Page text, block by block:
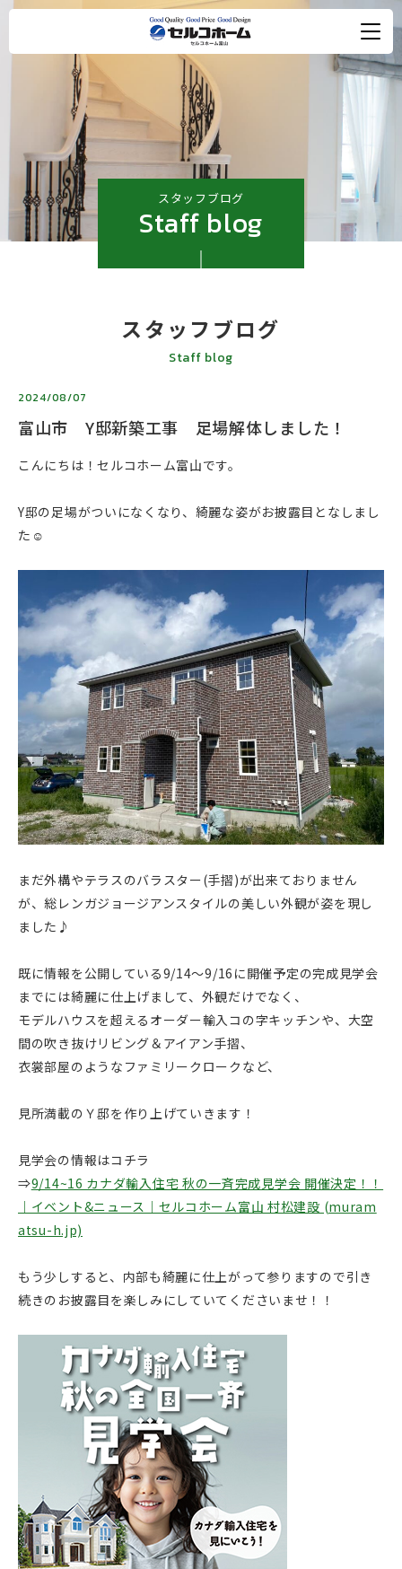
スタッフブログ
Staff blog
スタッフブログ
Staff blog
2024/08/07
富山市 Y邸新築工事 足場解体しました！
こんにちは！セルコホーム富山です。
Y邸の足場がついになくなり、綺麗な姿がお披露目となしまし
た☺
まだ外構やテラスのバラスター(手摺)が出来ておりません
が、総レンガジョージアンスタイルの美しい外観が姿を現し
ました♪
既に情報を公開している9/14～9/16に開催予定の完成見学会
までには綺麗に仕上げまして、外観だけでなく、
モデルハウスを超えるオーダー輸入コの字キッチンや、大空
間の吹き抜けリビング＆アイアン手摺、
衣裳部屋のようなファミリークロークなど、
見所満載のＹ邸を作り上げていきます！
見学会の情報はコチラ
⇒9/14~16 カナダ輸入住宅 秋の一斉完成見学会 開催決定！！
｜イベント&ニュース｜セルコホーム富山 村松建設 (muram
atsu-h.jp)
もう少しすると、内部も綺麗に仕上がって参りますので引き
続きのお披露目を楽しみにしていてくださいませ！！